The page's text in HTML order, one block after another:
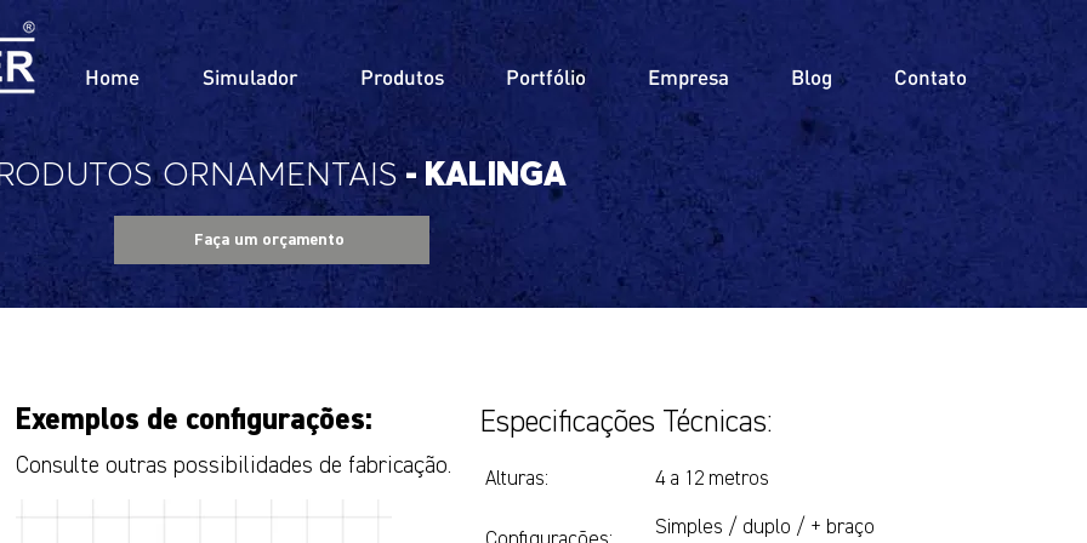
ORNAMENTAIS - KALINGA
Faça um orçamento
Home Simulador Produtos Portfólio Empresa Blog Contato
Exemplos de configurações:
Consulte outras possibilidades de fabricação.
Especificações Técnicas:
Alturas: 4 a 12 metros
Simples / duplo / + braço